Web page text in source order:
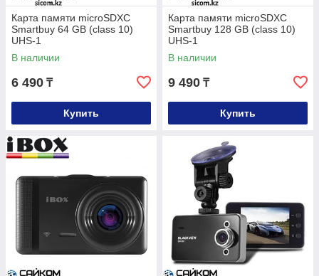
Карта памяти microSDXC
Smartbuy 64 GB (class 10)
UHS-1
В наличии
6 490 ₸
Купить
Карта памяти microSDXC
Smartbuy 128 GB (class 10)
UHS-1
В наличии
9 490 ₸
Купить